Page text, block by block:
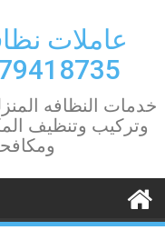
contentعاملات
0549362075
خدمات النظافه
وتركيب وتنظيف